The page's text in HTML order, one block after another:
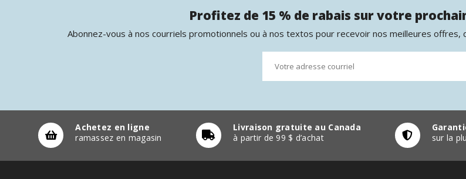
Profitez de 15 % de rabais sur votre
Abonnez-vous à nos courriels promotionnels ou à nos textos pour recevoir nos meilleures
Achetez en ligne
ramassez en magasin
Livraison gratuite au Canada
à partir de 99 $ d’achat
sur la